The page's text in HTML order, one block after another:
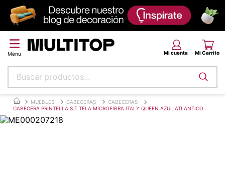
Buscar productos...
MUEBLES CABECERAS
CABECERAS
CABECERA PRINTELLA S.T TELA MICROFIBRA ITALY QUEEN AZUL ATLANTICO
Términos más buscados
papel tapiz